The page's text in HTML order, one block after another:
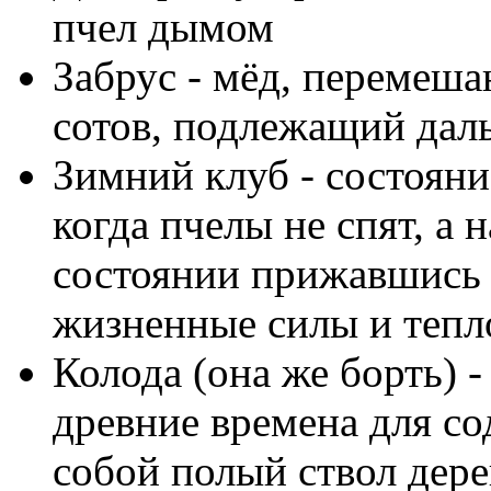
пчел дымом
Забрус - мёд,
сотов, подлежащий
Зимний клуб -
когда пчелы не спят, а
состоянии прижавшись
жизненные силы и
Колода (она же борть)
древние времена для
собой полый ствол